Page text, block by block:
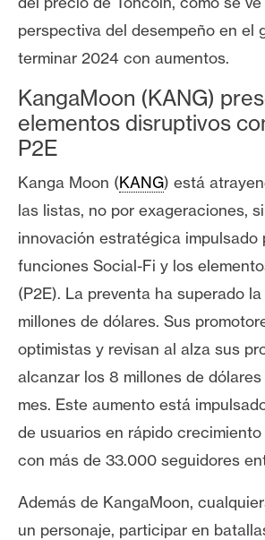
perspectiva del desempeño en el
terminar 2024 con aumentos.
KangaMoon (KANG)
elementos disruptivos
P2E
Kanga Moon (KANG) está
las listas, no por exageraciones,
innovación estratégica impulsado
funciones Social-Fi y los
(P2E). La preventa ha superado
millones de dólares. Sus
optimistas y revisan al alza sus
alcanzar los 8 millones de
mes. Este aumento está
de usuarios en rápido
con más de 33.000 seguidores
Además de KangaMoon,
un personaje, participar en